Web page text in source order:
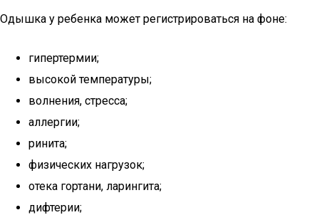
Одышка у ребенка может регистрироваться на фоне:
гипертермии;
высокой температуры;
волнения, стресса;
аллергии;
ринита;
физических нагрузок;
отека гортани, ларингита;
дифтерии;